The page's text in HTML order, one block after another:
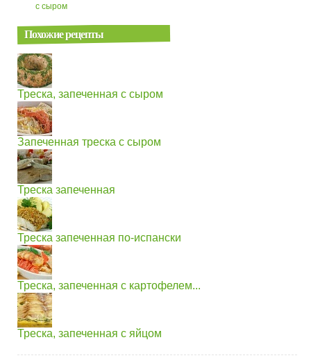
с сыром
Похожие рецепты
Треска, запеченная с сыром
Запеченная треска с сыром
Треска запеченная
Треска запеченная по-испански
Треска, запеченная с картофелем...
Треска, запеченная с яйцом